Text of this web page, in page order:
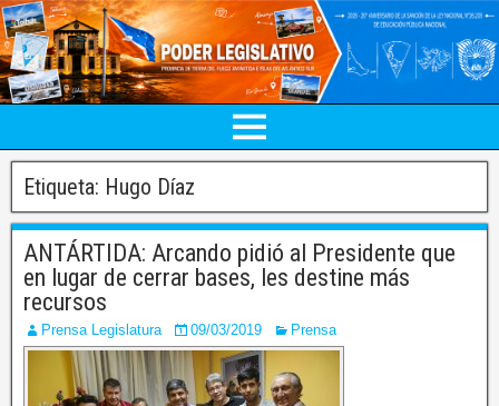
Etiqueta: Hugo Díaz
ANTÁRTIDA: Arcando pidió al Presidente que
en lugar de cerrar bases, les destine más
recursos
Prensa Legislatura 09/03/2019 Prensa